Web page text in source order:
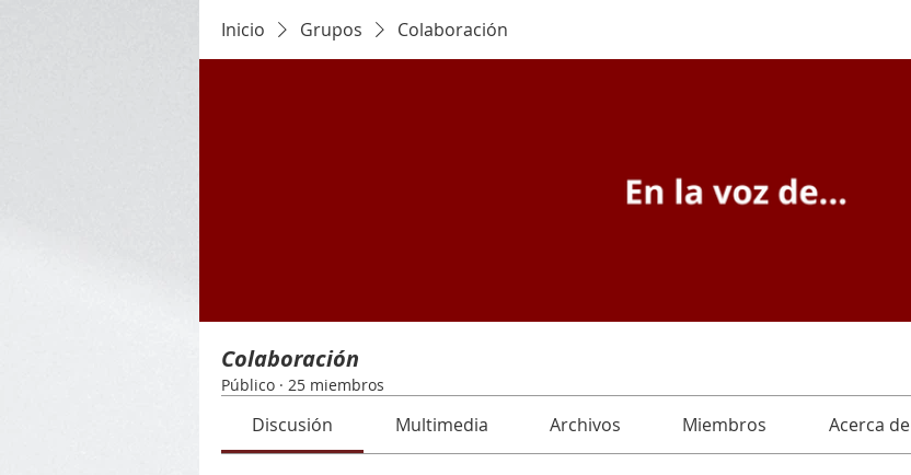
Inicio Grupos Colaboración
Colaboración
Público · 25 miembros
Discusión Multimedia Archivos Miembros Acerca de